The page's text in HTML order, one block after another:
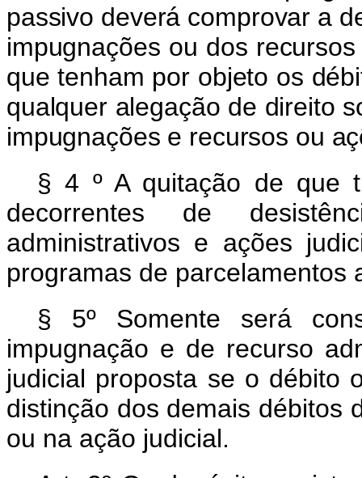
passivo deverá comprovar a
impugnações ou dos
que tenham por objeto os
qualquer alegação de direito
impugnações e recursos ou
§ 4 º A quitação de que
decorrentes de
administrativos e ações
programas de parcelamentos
§ 5º Somente será
impugnação e de recurso
judicial proposta se o débito
distinção dos demais débitos
ou na ação judicial.